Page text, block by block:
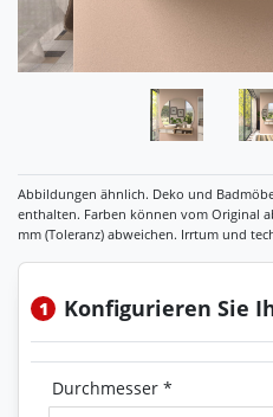
1 Konfigurieren Sie
Durchmesser *